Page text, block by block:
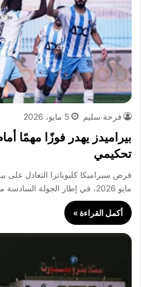
فرحة سليم 5 مايو، 2026
بيراميدز يهدر فوزًا مهمًا
تحكيمي
مايو 2026، في إطار الجولة السادسة من مباريات مجموعة…
أكمل القراءة »